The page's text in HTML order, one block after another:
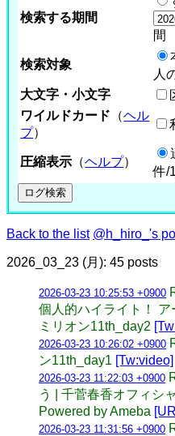
検索する期間
間
検索対象
人
大文字・小文字
ワイルドカード （ヘル
プ）
圧縮表示 （ヘルプ）
件/
Back to the list @h_hiro_'s
2026_03_23 (月): 45 posts
2026-03-23 10:25:53 +0900
個人的ハイライト！
ミリオン11th_day2
2026-03-23 10:26:02 +0900
ン11th_day1 [Tw:video]
2026-03-23 11:22:03 +0900
う | 千菅春香オフィシ
Powered by Ameba
2026-03-23 11:31:56 +0900